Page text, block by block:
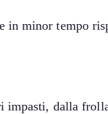
in minor tempo
impasti, dalla